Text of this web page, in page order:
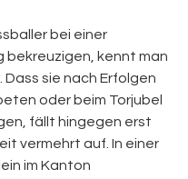
bei einer
bekreuzigen, kennt man
Dass sie nach Erfolgen
oder beim Torjubel
fällt hingegen erst
vermehrt auf. In einer
im Kanton